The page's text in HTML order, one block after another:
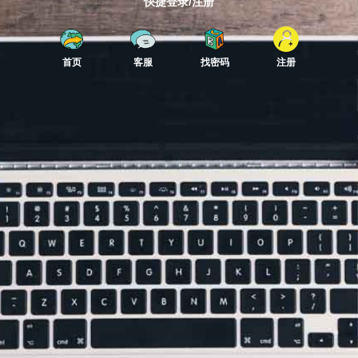
首页 客服 找密码 注册